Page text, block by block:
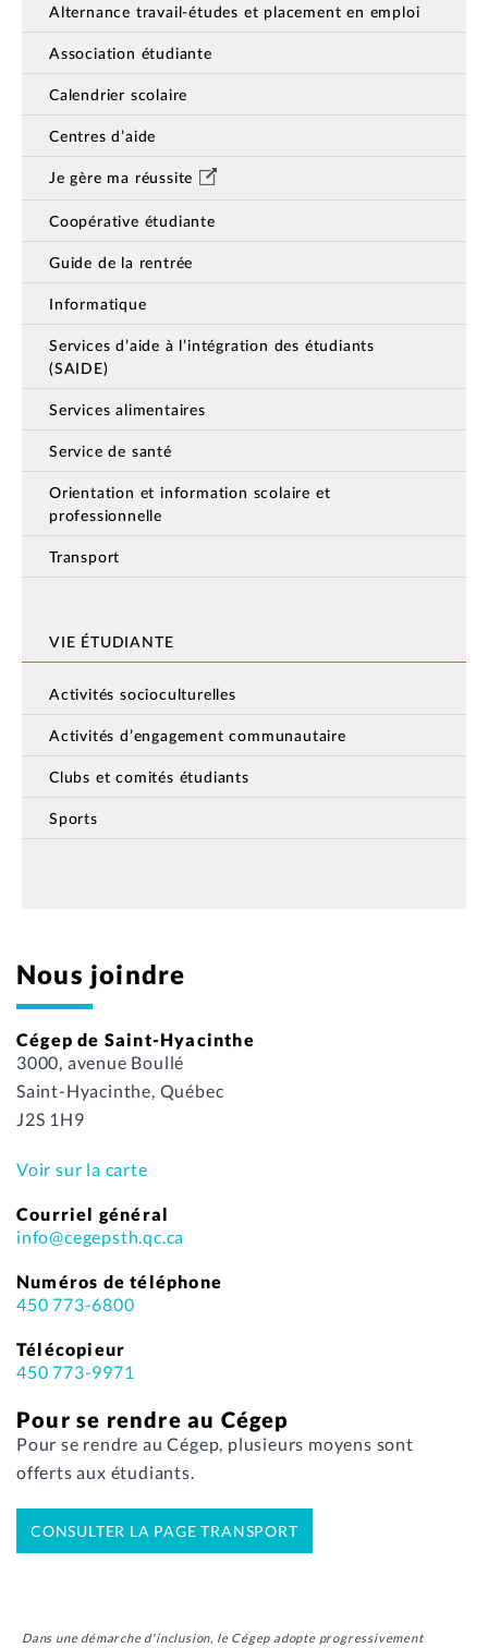
Alternance travail-études et placement en emploi
Association étudiante
Calendrier scolaire
Centres d’aide
Je gère ma réussite
Coopérative étudiante
Guide de la rentrée
Informatique
Services d’aide à l’intégration des étudiants
(SAIDE)
Services alimentaires
Service de santé
Orientation et information scolaire et
professionnelle
Transport
VIE ÉTUDIANTE
Activités socioculturelles
Activités d’engagement communautaire
Clubs et comités étudiants
Sports
Nous joindre
Cégep de Saint-Hyacinthe
3000, avenue Boullé
Saint-Hyacinthe, Québec
J2S 1H9
Voir sur la carte
Courriel général
info@cegepsth.qc.ca
Numéros de téléphone
450 773-6800
Télécopieur
450 773-9971
Pour se rendre au Cégep
Pour se rendre au Cégep, plusieurs moyens sont
offerts aux étudiants.
CONSULTER LA PAGE TRANSPORT
Dans une démarche d'inclusion, le Cégep adopte progressivement